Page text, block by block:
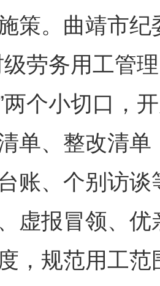
。曲靖市纪
级劳务用工管
两个小切口，
单、整改清
账、个别访
虚报冒领、
，规范用工